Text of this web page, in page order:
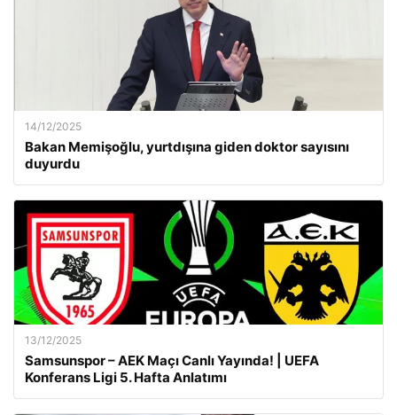
14/12/2025
Bakan Memişoğlu, yurtdışına giden doktor sayısını
duyurdu
13/12/2025
Samsunspor – AEK Maçı Canlı Yayında! | UEFA
Konferans Ligi 5. Hafta Anlatımı